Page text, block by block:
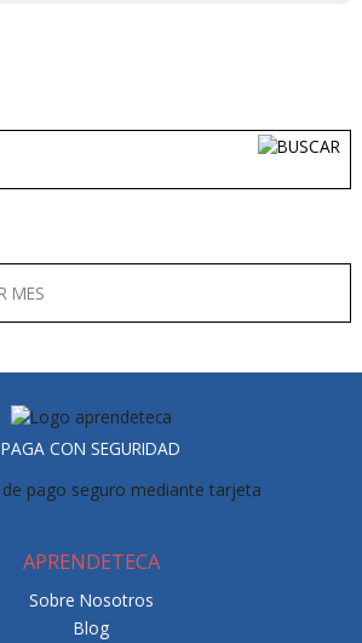
PAGA CON SEGURIDAD
APRENDETECA
Sobre Nosotros
Blog